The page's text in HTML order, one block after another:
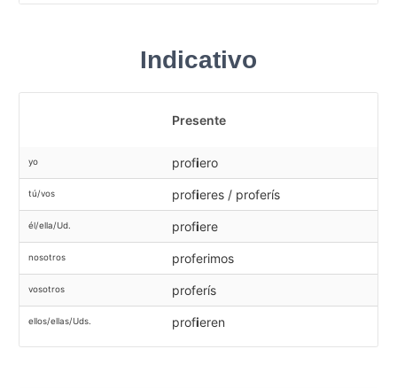
Indicativo
Presente
yo profiero
tú/vos profieres / proferís
él/ella/Ud. profiere
nosotros proferimos
vosotros proferís
ellos/ellas/Uds. profieren